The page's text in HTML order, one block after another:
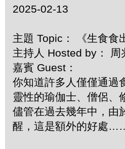
2025-02-13
主題 Topic： 《生食食
主持人 Hosted by： 周
嘉賓 Guest：
你知道許多人僅僅通過
靈性的瑜伽士、僧侶、
儘管在過去幾年中，由
醒，這是額外的好處